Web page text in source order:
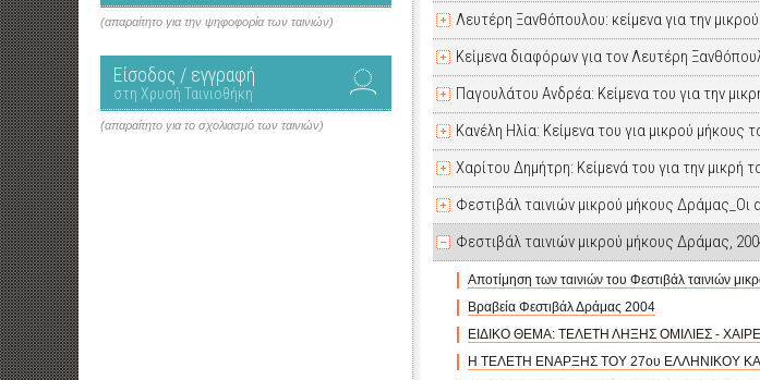
(απαραίτητο για την ψηφοφορία των ταινιών)
Είσοδος / εγγραφή
στη Χρυσή Ταινιοθήκη
(απαραίτητο για το σχολιασμό των ταινιών)
Λευτέρη Ξανθόπουλου: κείμενα για την
Κείμενα διαφόρων για τον Λευτέρη
Παγουλάτου Ανδρέα: Κείμενα του για την
Κανέλη Ηλία: Κείμενα του για μικρού μήκους
Χαρίτου Δημήτρη: Κείμενά του για την μικρή
Φεστιβάλ ταινιών μικρού μήκους Δράμας_Οι
Φεστιβάλ ταινιών μικρού μήκους Δράμας,
Αποτίμηση των ταινιών του Φεστιβάλ ταινιών
Βραβεία Φεστιβάλ Δράμας 2004
ΕΙΔΙΚΟ ΘΕΜΑ: ΤΕΛΕΤΗ ΛΗΞΗΣ ΟΜΙΛΙΕΣ -
Η ΤΕΛΕΤΗ ΕΝΑΡΞΗΣ ΤΟΥ 27ου ΕΛΛΗΝΙΚΟΥ